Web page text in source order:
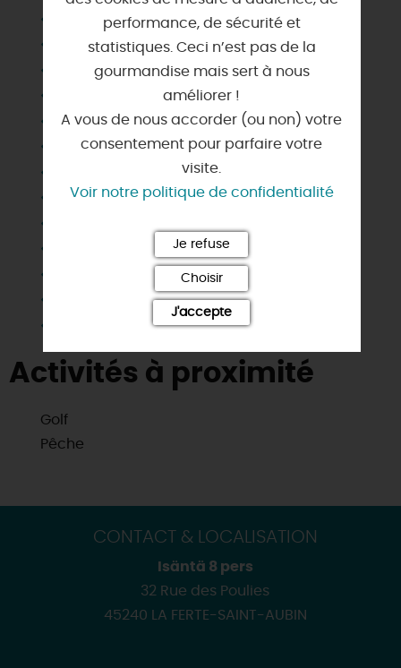
Animaux acceptés
Barbecue
Chauffage
Draps et linges compris
Jardin commun
Lave linge privatif
Lave vaisselle
Salle d'eau privée
Activités à proximité
Golf
Pêche
CONTACT & LOCALISATION
Isäntä 8 pers
32 Rue des Poulies
45240 LA FERTE-SAINT-AUBIN
performance, de sécurité et
statistiques. Ceci n’est pas de la
gourmandise mais sert à nous
améliorer !
A vous de nous accorder (ou non) votre
consentement pour parfaire votre
visite.
Voir notre politique de confidentialité
Je refuse
Choisir
J'accepte